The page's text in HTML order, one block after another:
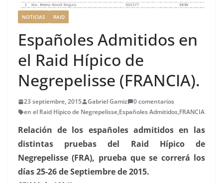
NOTICIAS RAID
Españoles Admitidos en
el Raid Hípico de
Negrepelisse (FRANCIA).
23 septiembre, 2015 Gabriel Gamiz
0 comentarios
en el Raid Hípico de Negrepelisse,Españoles Admitidos,FRANCIA
Relación de los españoles admitidos en las
distintas pruebas del Raid Hípico de
Negrepelisse (FRA), prueba que se correrá los
días 25-26 de Septiembre de 2015.